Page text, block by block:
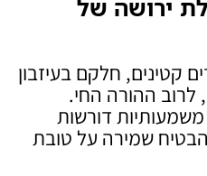
ירושה של
קטינים, חלקם בעיזבון
לרוב ההורה החי.
דורשות
שמירה על טובת